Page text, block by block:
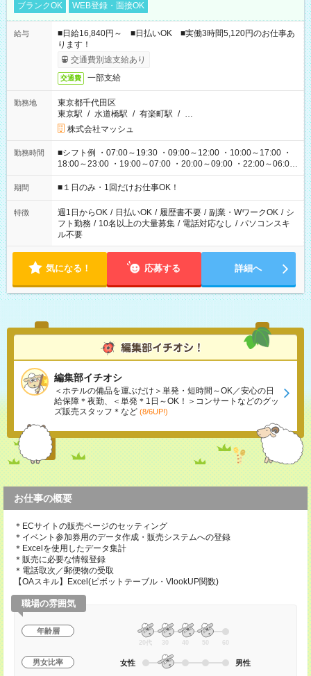
ブランクOK
WEB登録・面接OK
給与
■日給16,840円～ ■日払いOK ■実働3時間5,120円のお仕事あ
ります！
交通費別途支給あり
交通費 一部支給
勤務地
東京都千代田区
東京駅 / 水道橋駅 / 有楽町駅 / …
株式会社マッシュ
勤務時間
■シフト例 ・07:00～19:30 ・09:00～12:00 ・10:00～17:00 ・
18:00～23:00 ・19:00～07:00 ・20:00～09:00 ・22:00～06:00
etc ★最短で3時間で5,120円のお仕事から 15時間で2万円近く稼
げるお仕事も！ ご希望のお時間に合わせてご紹介！ ※シフトは
ください！
期間 ■１日のみ・1回だけお仕事OK！
特徴 週1日からOK / 日払いOK / 履歴書不要 / 副業・WワークOK / シ
フト勤務 / 10名以上の大量募集 / 電話対応なし / パソコンスキ
ル不要
気になる！ 応募する 詳細へ
編集部イチオシ
＜ホテルの備品を運ぶだけ＞単発・短時間～OK／安心の日
給保障＊夜勤、＜単発＊1日～OK！＞コンサートなどのグッ
ズ販売スタッフ＊など (8/6UP!)
お仕事の概要
＊ECサイトの販売ページのセッティング
＊イベント参加券用のデータ作成・販売システムへの登録
＊Excelを使用したデータ集計
＊販売に必要な情報登録
＊電話取次／郵便物の受取
【OAスキル】Excel(ピボットテーブル・VlookUP関数)
職場の雰囲気
年齢層
20代 30 40 50 60
男女比率 女性 男性